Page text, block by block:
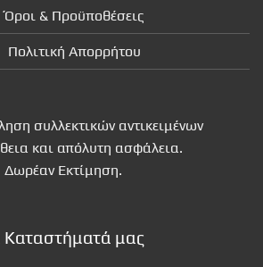
Όροι & Προϋποθέσεις
Πολιτική Απορρήτου
συλλεκτικών αντικειμένων
και απόλυτη ασφάλεια.
Δωρέαν Εκτίμηση.
Καταστήματά μας